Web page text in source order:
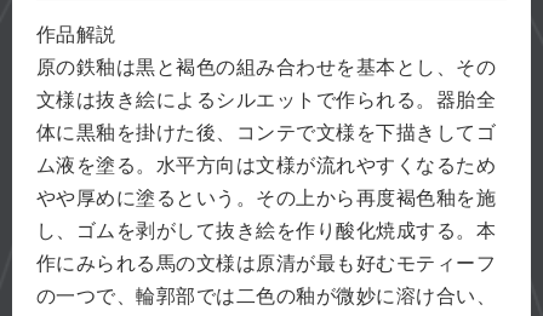
作品解説
原の鉄釉は黒と褐色の組み合わせを基本とし、その
文様は抜き絵によるシルエットで作られる。器胎全
体に黒釉を掛けた後、コンテで文様を下描きしてゴ
ム液を塗る。水平方向は文様が流れやすくなるため
やや厚めに塗るという。その上から再度褐色釉を施
し、ゴムを剥がして抜き絵を作り酸化焼成する。本
作にみられる馬の文様は原清が最も好むモティーフ
の一つで、輪郭部では二色の釉が微妙に溶け合い、